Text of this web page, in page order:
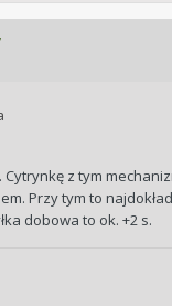
z tym
Przy tym to
dobowa to ok. +2 s.